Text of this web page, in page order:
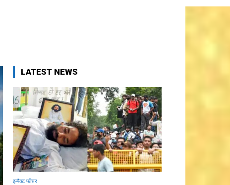
LATEST NEWS
इम्पैक्ट फीचर